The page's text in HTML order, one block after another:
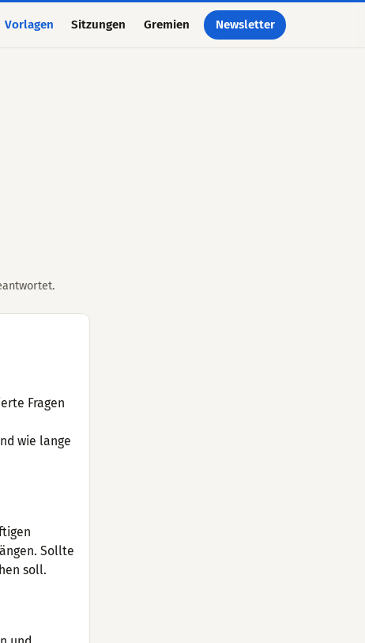
Vorlagen Sitzungen Gremien Newsletter
Fragen
wie lange
Sollte
soll.